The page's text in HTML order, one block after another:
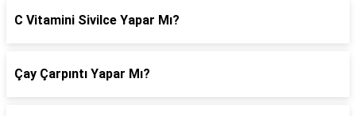
C Vitamini Sivilce Yapar Mı?
Çay Çarpıntı Yapar Mı?